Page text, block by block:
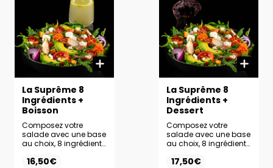
La Suprême 8
Ingrédients +
Boisson
Composez votre
salade avec une base
au choix, 8 ingrédients
votre choix.
16,50€
La Suprême 8
Ingrédients +
Dessert
Composez votre
salade avec une base
au choix, 8 ingrédients
votre choix. Ajoutez le
17,50€